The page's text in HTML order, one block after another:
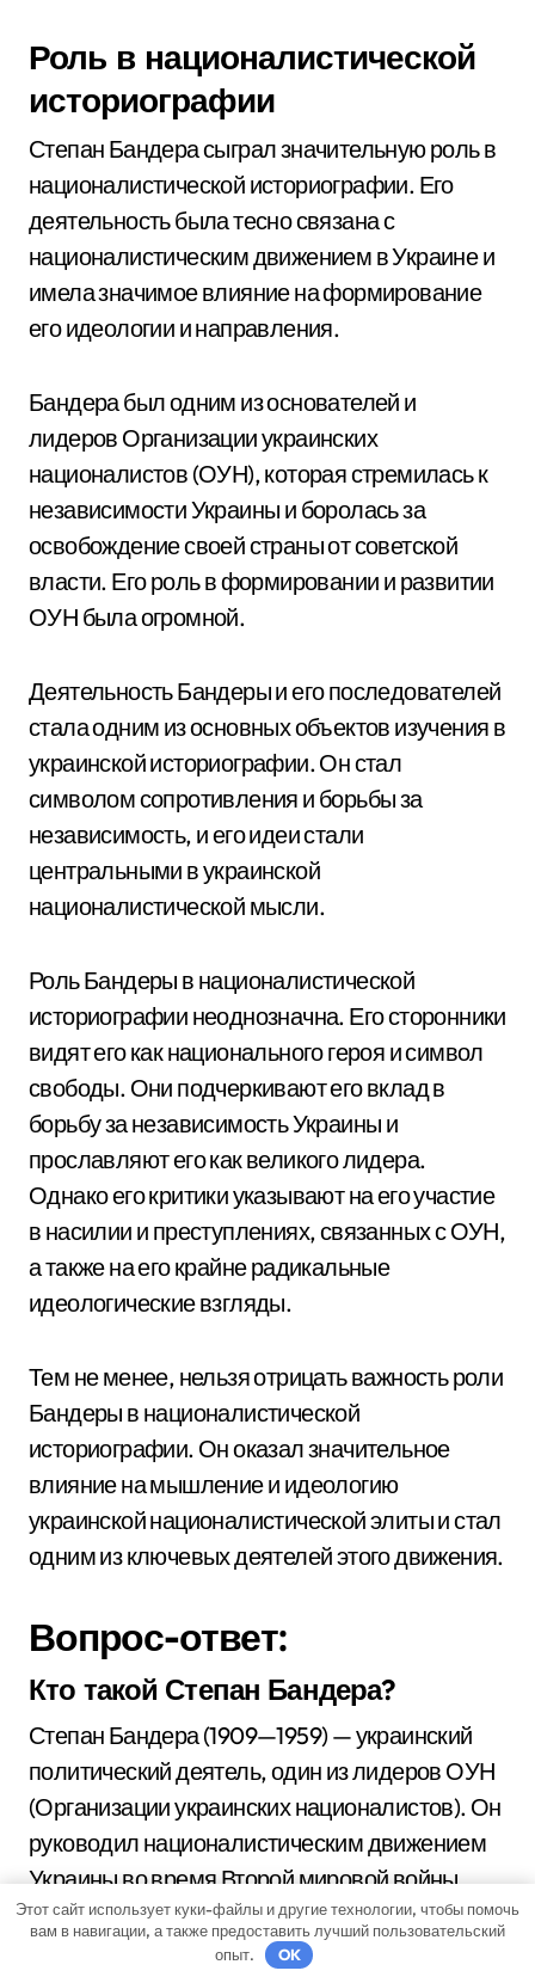
Роль в националистической
историографии
Степан Бандера сыграл значительную роль в
националистической историографии. Его
деятельность была тесно связана с
националистическим движением в Украине и
имела значимое влияние на формирование
его идеологии и направления.
Бандера был одним из основателей и
лидеров Организации украинских
националистов (ОУН), которая стремилась к
независимости Украины и боролась за
освобождение своей страны от советской
власти. Его роль в формировании и развитии
ОУН была огромной.
Деятельность Бандеры и его последователей
стала одним из основных объектов изучения в
украинской историографии. Он стал
символом сопротивления и борьбы за
независимость, и его идеи стали
центральными в украинской
националистической мысли.
Роль Бандеры в националистической
историографии неоднозначна. Его сторонники
видят его как национального героя и символ
свободы. Они подчеркивают его вклад в
борьбу за независимость Украины и
прославляют его как великого лидера.
Однако его критики указывают на его участие
в насилии и преступлениях, связанных с ОУН,
а также на его крайне радикальные
идеологические взгляды.
Тем не менее, нельзя отрицать важность роли
Бандеры в националистической
историографии. Он оказал значительное
влияние на мышление и идеологию
украинской националистической элиты и стал
одним из ключевых деятелей этого движения.
Вопрос-ответ:
Кто такой Степан Бандера?
Степан Бандера (1909—1959) — украинский
политический деятель, один из лидеров ОУН
(Организации украинских националистов). Он
руководил националистическим движением
Украины во время Второй мировой войны.
Какова биография Степана
Этот сайт использует куки-файлы и другие технологии, чтобы помочь
вам в навигации, а также предоставить лучший пользовательский
опыт.
OK